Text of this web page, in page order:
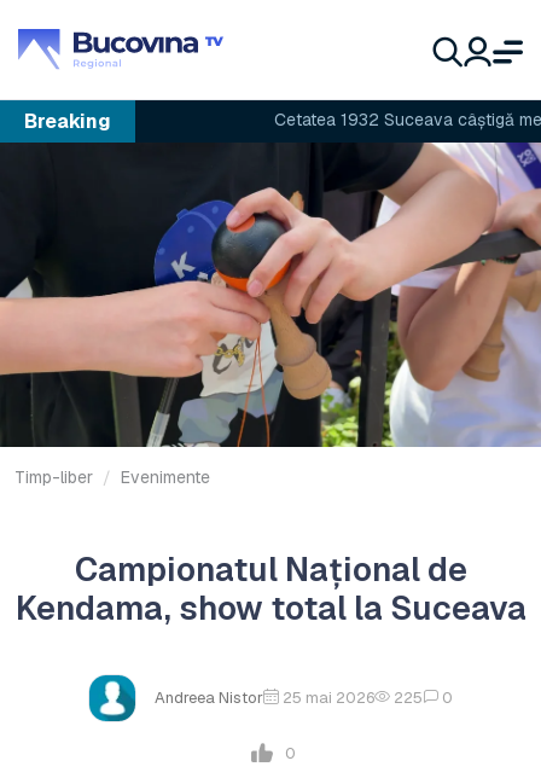
Breaking Cetatea 1932 Suceava câștigă meciul
Timp-liber Evenimente
Campionatul Național de
Kendama, show total la Suceava
Andreea Nistor 25 mai 2026 225 0
0